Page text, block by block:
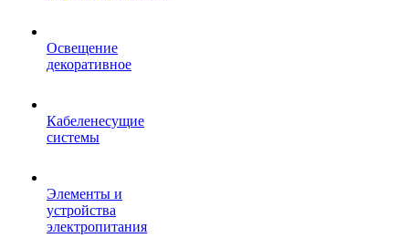
Освещение
декоративное
Кабеленесущие
системы
Элементы и
устройства
электропитания